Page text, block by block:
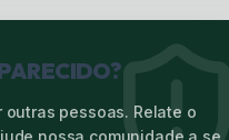
pessoas. Relate o
nossa comunidade a se